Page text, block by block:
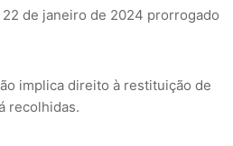
de janeiro de 2024 prorrogado
implica direito à restituição de
recolhidas.